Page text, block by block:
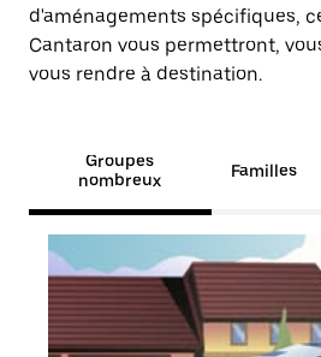
d'aménagements spécifiques,
Cantaron vous permettront,
vous rendre à destination.
Groupes
nombreux
Familles